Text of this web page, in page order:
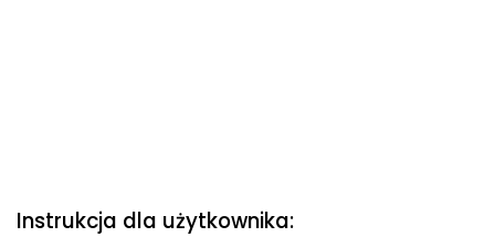
Instrukcja dla użytkownika: